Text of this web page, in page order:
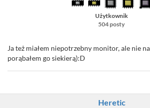
Użytkownik
504 posty
Ja też miałem niepotrzebny monitor, ale nie
porąbałem go siekierą):D
Heretic